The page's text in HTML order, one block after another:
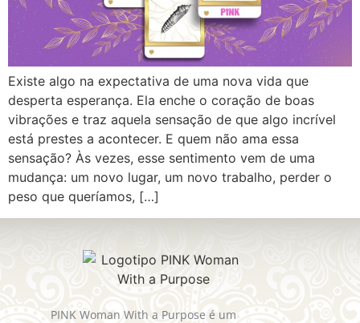
Existe algo na expectativa de uma nova vida que
desperta esperança. Ela enche o coração de boas
vibrações e traz aquela sensação de que algo incrível
está prestes a acontecer. E quem não ama essa
sensação? Às vezes, esse sentimento vem de uma
mudança: um novo lugar, um novo trabalho, perder o
peso que queríamos, […]
PINK Woman With a Purpose é um